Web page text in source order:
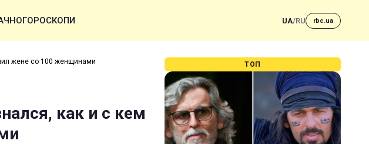
ГОРОСКОПИ UA/RU rbc.ua
жене со 100 женщинами
как и с кем
ТОП